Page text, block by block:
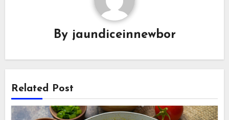
By jaundiceinnewbor
Related Post